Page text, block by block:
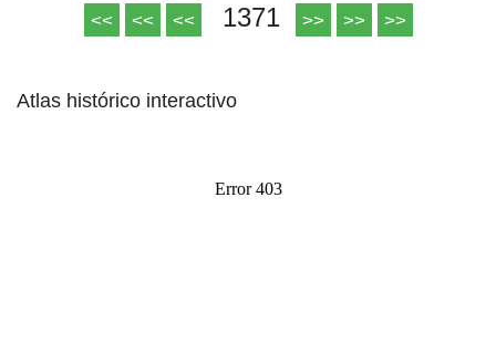
<< << << 1371 >> >> >>
Atlas histórico interactivo